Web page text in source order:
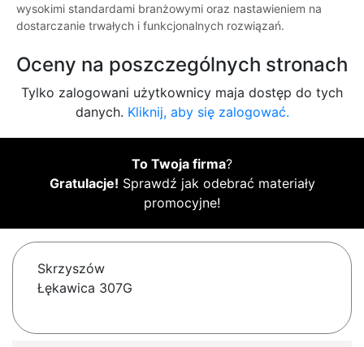
wysokimi standardami branżowymi oraz nastawieniem na
dostarczanie trwałych i funkcjonalnych rozwiązań.
Oceny na poszczególnych stronach
Tylko zalogowani użytkownicy maja dostęp do tych
danych. Kliknij, aby się zalogować.
To Twoja firma?
Gratulacje! Sprawdź jak odebrać materiały
promocyjne!
Skrzyszów
Łękawica 307G